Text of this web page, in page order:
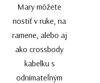
Mary môžete
nostiť v ruke, na
ramene, alebo aj
ako crossbody
kabelku s
odnímateľným